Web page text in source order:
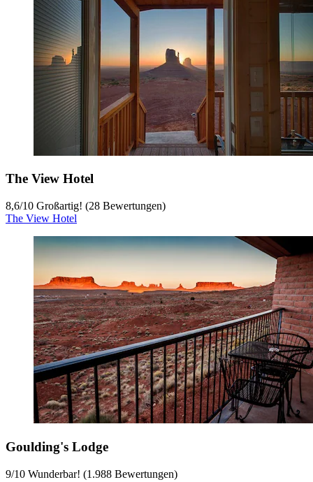
The View Hotel
8,6/10 Großartig! (28 Bewertungen)
The View Hotel
Goulding's Lodge
9/10 Wunderbar! (1.988 Bewertungen)